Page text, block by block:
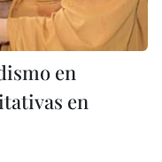
en
en